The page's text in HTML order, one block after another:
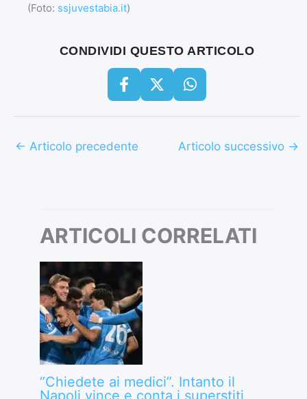
(Foto: ssjuvestabia.it)
CONDIVIDI QUESTO ARTICOLO
← Articolo precedente Articolo successivo →
ARTICOLI CORRELATI
“Chiedete ai medici”. Intanto il
Napoli vince e conta i superstiti